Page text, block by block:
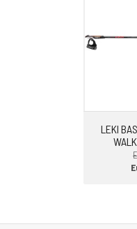
controllo del piede.
contro l’usura. I Tasselli nel
-TERRENO DI CORSA:
LEKI